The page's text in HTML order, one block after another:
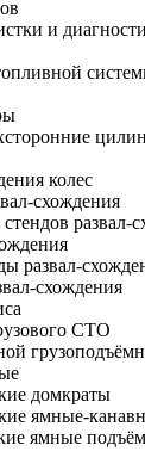
и
колес
схождения
развал-
развал-
схождения
СТО
домкраты
ямные-
ямные